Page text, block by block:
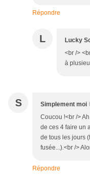
Répondre
L Lucky
<br />
à
S Simplement moi
Coucou !<br />
de ces 4 faire un
de tous les jours
fusée...).<br />
Répondre